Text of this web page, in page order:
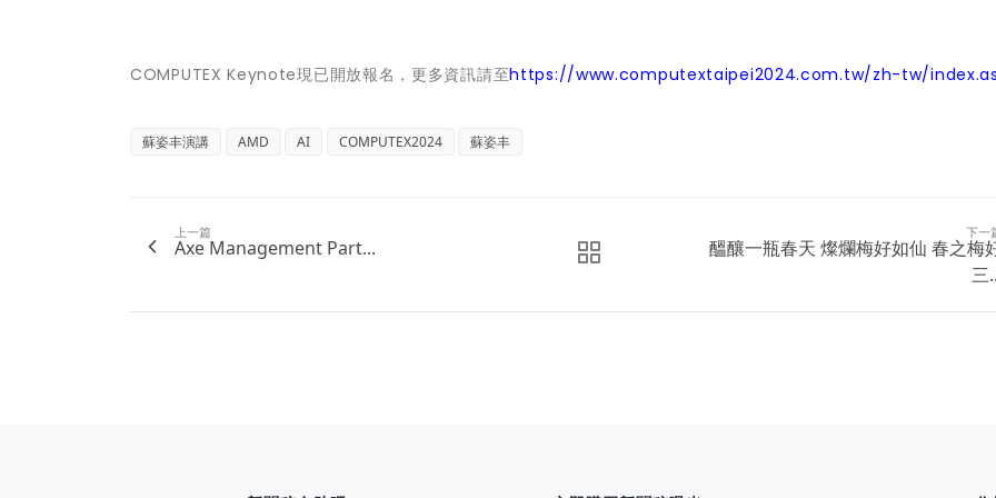
COMPUTEX Keynote現已開放報名，更多資訊請至https://www.computextaipei2024.com.tw/zh-tw/
蘇姿丰演講 AMD AI COMPUTEX2024 蘇姿丰
上一篇
Axe Management Part...
下一
醞釀一瓶春天 燦爛梅好如仙 春之梅
三